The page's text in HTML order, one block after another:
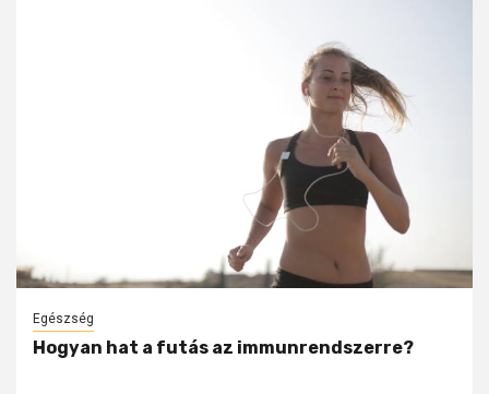
Egészség
Hogyan hat a futás az immunrendszerre?